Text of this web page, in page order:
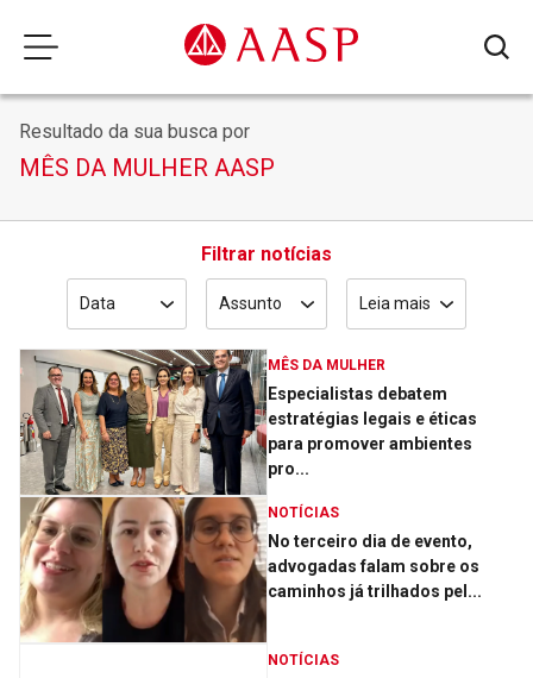
Resultado da sua busca por
MÊS DA MULHER AASP
Filtrar notícias
Data Assunto Leia mais
MÊS DA MULHER
Especialistas debatem
estratégias legais e éticas
para promover ambientes
pro...
NOTÍCIAS
No terceiro dia de evento,
advogadas falam sobre os
caminhos já trilhados pel...
NOTÍCIAS